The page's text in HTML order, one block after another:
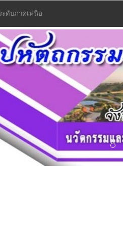
ะดับภาคเหนือ